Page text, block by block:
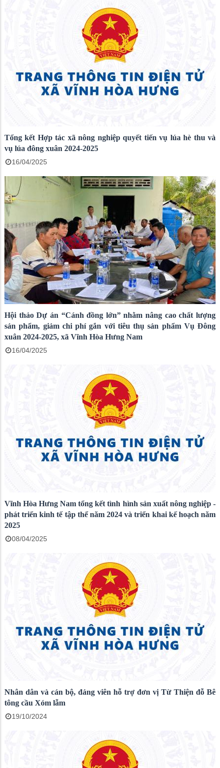
tại Đại Lễ đường Nhân dân, thủ đô Bắc Kinh.
Tổng kết Hợp tác xã nông nghiệp quyết tiến vụ lúa hè thu và
vụ lúa đông xuân 2024-2025
16/04/2025
Hội thảo Dự án “Cánh đồng lớn” nhằm nâng cao chất lượng
sản phẩm, giảm chi phí gắn với tiêu thụ sản phẩm Vụ Đông
xuân 2024-2025, xã Vĩnh Hòa Hưng Nam
16/04/2025
Vĩnh Hòa Hưng Nam tổng kết tình hình sản xuất nông nghiệp -
phát triển kinh tế tập thể năm 2024 và triển khai kế hoạch năm
2025
08/04/2025
Nhân dân và cán bộ, đảng viên hỗ trợ đơn vị Từ Thiện đỗ Bê
tông cầu Xóm lẫm
19/10/2024